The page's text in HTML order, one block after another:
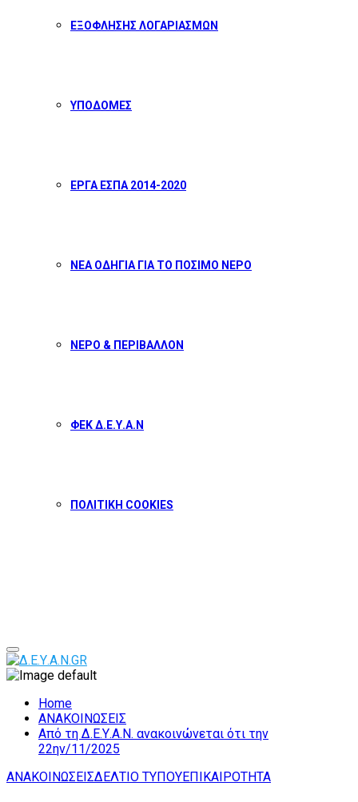
ΕΞΟΦΛΗΣΗΣ ΛΟΓΑΡΙΑΣΜΩΝ
ΥΠΟΔΟΜΕΣ
ΕΡΓΑ ΕΣΠΑ 2014-2020
ΝΕΑ ΟΔΗΓΙΑ ΓΙΑ ΤΟ ΠΟΣΙΜΟ ΝΕΡΟ
ΝΕΡΟ & ΠΕΡΙΒΑΛΛΟΝ
ΦΕΚ Δ.Ε.Υ.Α.Ν
ΠΟΛΙΤΙΚΗ COOKIES
Primary
Menu
Home
ΑΝΑΚΟΙΝΩΣΕΙΣ
Από τη Δ.Ε.Υ.Α.Ν. ανακοινώνεται ότι την
22ην/11/2025
ΑΝΑΚΟΙΝΩΣΕΙΣΔΕΛΤΙΟ ΤΥΠΟΥΕΠΙΚΑΙΡΟΤΗΤΑ